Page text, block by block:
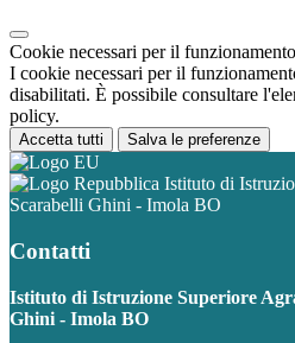
Cookie necessari per il funzionamento
I cookie necessari per il
disabilitati. È possibile consultare
policy.
Accetta tutti Salva le preferenze
Istituto di
Scarabelli Ghini - Imola BO
Contatti
Istituto di Istruzione Superiore
Ghini - Imola BO